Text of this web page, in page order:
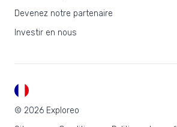
Devenez notre partenaire
Investir en nous
© 2026 Exploreo